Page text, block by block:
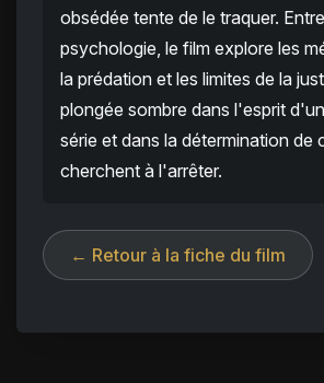
obsédée tente de le traquer.
psychologie, le film explore les
la prédation et les limites de la
plongée sombre dans l'esprit
série et dans la détermination de
cherchent à l'arrêter.
← Retour à la fiche du film